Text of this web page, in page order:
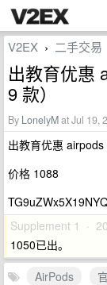
V2EX › 二手交易
出教育优惠
9 款）
By LonelyMat Jul 19,
出教育优惠
价格 1088
Supplement 1 ·
1050已出。
AirPods